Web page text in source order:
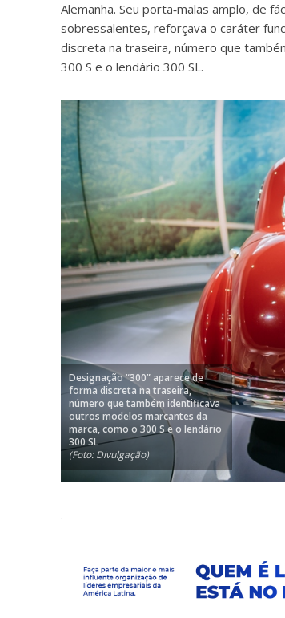
Alemanha. Seu porta‑malas amplo, de
sobressalentes, reforçava o caráter
discreta na traseira, número que
300 S e o lendário 300 SL.
Designação “300” aparece de
forma discreta na traseira,
número que também identificava
outros modelos marcantes da
marca, como o 300 S e o lendário
300 SL
(Foto: Divulgação)